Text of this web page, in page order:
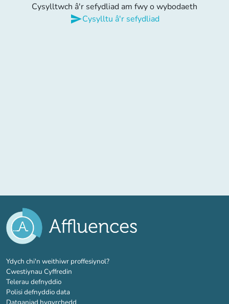
Cysylltwch â'r sefydliad am fwy o wybodaeth
sendCysylltu â'r sefydliad
Ydych chi'n weithiwr proffesiynol?(tab newydd)
Cwestiynau Cyffredin
Telerau defnyddio
Polisi defnyddio data